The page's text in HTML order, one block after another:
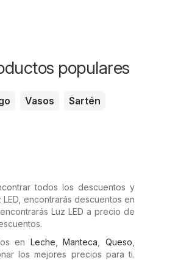
populares
Vasos
Sartén
todos los descuentos y
encontrarás descuentos en
Luz LED a precio de
en
Leche, Manteca,Queso,
los mejores precios para ti.